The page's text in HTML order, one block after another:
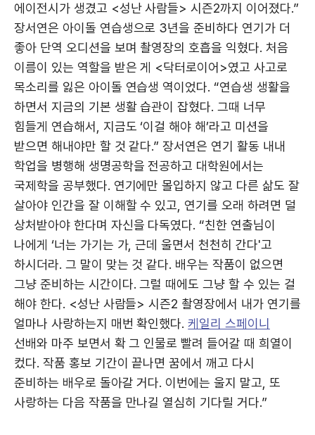
에이전시가 생겼고 <성난 사람들> 시즌2까지 이어졌다.”
장서연은 아이돌 연습생으로 3년을 준비하다 연기가 더
좋아 단역 오디션을 보며 촬영장의 호흡을 익혔다. 처음
이름이 있는 역할을 받은 게 <닥터로이어>였고 사고로
목소리를 잃은 아이돌 연습생 역이었다. “연습생 생활을
하면서 지금의 기본 생활 습관이 잡혔다. 그때 너무
힘들게 연습해서, 지금도 ‘이걸 해야 해’라고 미션을
받으면 해내야만 할 것 같다.” 장서연은 연기 활동 내내
학업을 병행해 생명공학을 전공하고 대학원에서는
국제학을 공부했다. 연기에만 몰입하지 않고 다른 삶도 잘
살아야 인간을 잘 이해할 수 있고, 연기를 오래 하려면 덜
상처받아야 한다며 자신을 다독였다. “친한 연출님이
나에게 ‘너는 가기는 가, 근데 울면서 천천히 간다'고
하시더라. 그 말이 맞는 것 같다. 배우는 작품이 없으면
그냥 준비하는 시간이다. 그럴 때에도 그냥 할 수 있는 걸
해야 한다. <성난 사람들> 시즌2 촬영장에서 내가 연기를
얼마나 사랑하는지 매번 확인했다.케일리 스페이니
선배와 마주 보면서 확 그 인물로 빨려 들어갈 때 희열이
컸다. 작품 홍보 기간이 끝나면 꿈에서 깨고 다시
준비하는 배우로 돌아갈 거다. 이번에는 울지 말고, 또
사랑하는 다음 작품을 만나길 열심히 기다릴 거다.”